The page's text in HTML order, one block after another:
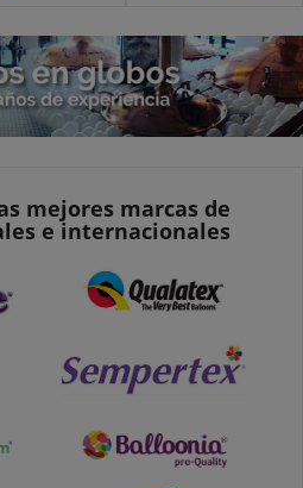
mejores marcas de
e internacionales